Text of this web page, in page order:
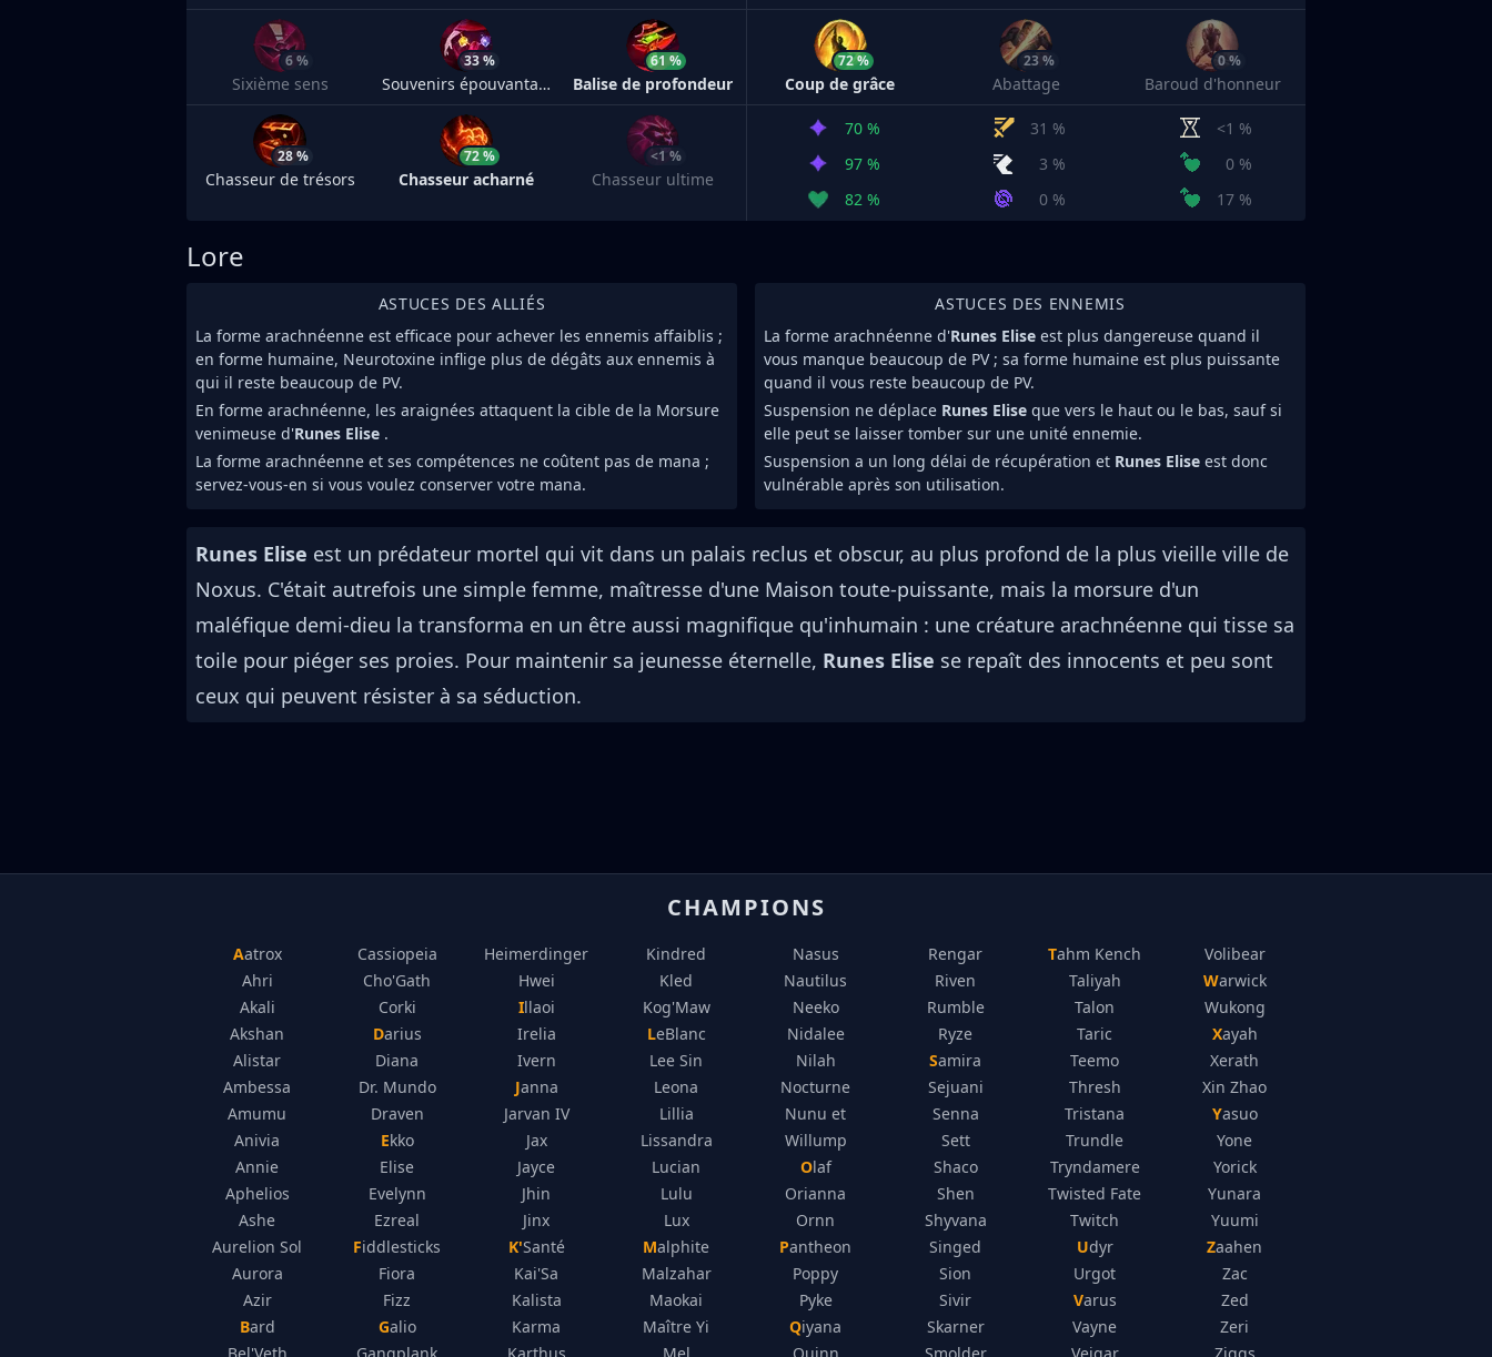
6 %
Sixième sens
33 %
Souvenirs épouvantables
61 %
Balise de profondeur
28 %
Chasseur de trésors
72 %
Chasseur acharné
<1 %
Chasseur ultime
72 %
Coup de grâce
23 %
Abattage
0 %
Baroud d'honneur
70 % 31 %
<1 %
97 %
3 %
0 %
82 %
0 % 17 %
Lore
ASTUCES DES ALLIÉS
La forme arachnéenne est efficace pour achever les ennemis affaiblis ;
en forme humaine, Neurotoxine inflige plus de dégâts aux ennemis à
qui il reste beaucoup de PV.
En forme arachnéenne, les araignées attaquent la cible de la Morsure
venimeuse d'Runes Elise .
La forme arachnéenne et ses compétences ne coûtent pas de mana ;
servez-vous-en si vous voulez conserver votre mana.
ASTUCES DES ENNEMIS
La forme arachnéenne d'Runes Elise est plus dangereuse quand il
vous manque beaucoup de PV ; sa forme humaine est plus puissante
quand il vous reste beaucoup de PV.
Suspension ne déplace Runes Elise que vers le haut ou le bas, sauf si
elle peut se laisser tomber sur une unité ennemie.
Suspension a un long délai de récupération et Runes Elise est donc
vulnérable après son utilisation.
Runes Elise est un prédateur mortel qui vit dans un palais reclus et obscur, au plus profond de la plus vieille ville de
Noxus. C'était autrefois une simple femme, maîtresse d'une Maison toute-puissante, mais la morsure d'un
maléfique demi-dieu la transforma en un être aussi magnifique qu'inhumain : une créature arachnéenne qui tisse sa
toile pour piéger ses proies. Pour maintenir sa jeunesse éternelle, Runes Elise se repaît des innocents et peu sont
ceux qui peuvent résister à sa séduction.
CHAMPIONS
Aatrox
Ahri
Akali
Akshan
Alistar
Ambessa
Amumu
Anivia
Annie
Aphelios
Ashe
Aurelion Sol
Aurora
Azir
Bard
Cassiopeia
Cho'Gath
Corki
Darius
Diana
Dr. Mundo
Draven
Ekko
Elise
Evelynn
Ezreal
Fiddlesticks
Fiora
Fizz
Galio
Heimerdinger
Hwei
Illaoi
Irelia
Ivern
Janna
Jarvan IV
Jax
Jayce
Jhin
Jinx
K'Santé
Kai'Sa
Kalista
Karma
Kindred
Kled
Kog'Maw
LeBlanc
Lee Sin
Leona
Lillia
Lissandra
Lucian
Lulu
Lux
Malphite
Malzahar
Maokai
Maître Yi
Nasus
Nautilus
Neeko
Nidalee
Nilah
Nocturne
Nunu et
Willump
Olaf
Orianna
Ornn
Pantheon
Poppy
Pyke
Qiyana
Rengar
Riven
Rumble
Ryze
Samira
Sejuani
Senna
Sett
Shaco
Shen
Shyvana
Singed
Sion
Sivir
Skarner
Tahm Kench
Taliyah
Talon
Taric
Teemo
Thresh
Tristana
Trundle
Tryndamere
Twisted Fate
Twitch
Udyr
Urgot
Varus
Vayne
Volibear
Warwick
Wukong
Xayah
Xerath
Xin Zhao
Yasuo
Yone
Yorick
Yunara
Yuumi
Zaahen
Zac
Zed
Zeri